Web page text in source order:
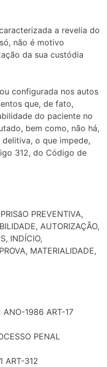
a revelia do
não é motivo
da sua custódia
configurada nos autos
que, de fato,
do paciente no
bem como, não há,
o que impede,
312, do Código de
PREVENTIVA,
AUTORIZAÇÃO,
INDÍCIO,
MATERIALIDADE,
1986 ART-17
PENAL
ART-312